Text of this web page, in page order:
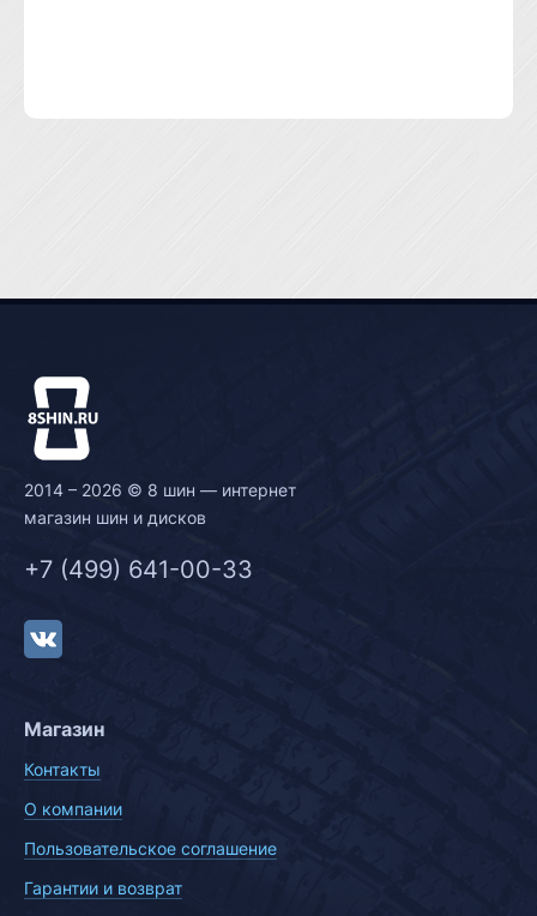
2014 – 2026 © 8 шин — интернет
магазин шин и дисков
+7 (499) 641-00-33
Магазин
Контакты
О компании
Пользовательское соглашение
Гарантии и возврат